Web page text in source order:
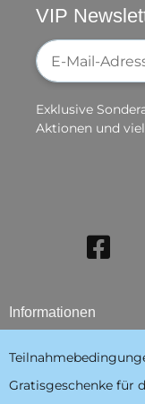
VIP
Newsletter-
Exklusive
Aktionen und
Informationen
Gratisgeschenke für